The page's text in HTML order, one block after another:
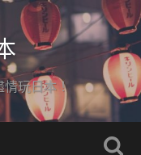
玩日本！